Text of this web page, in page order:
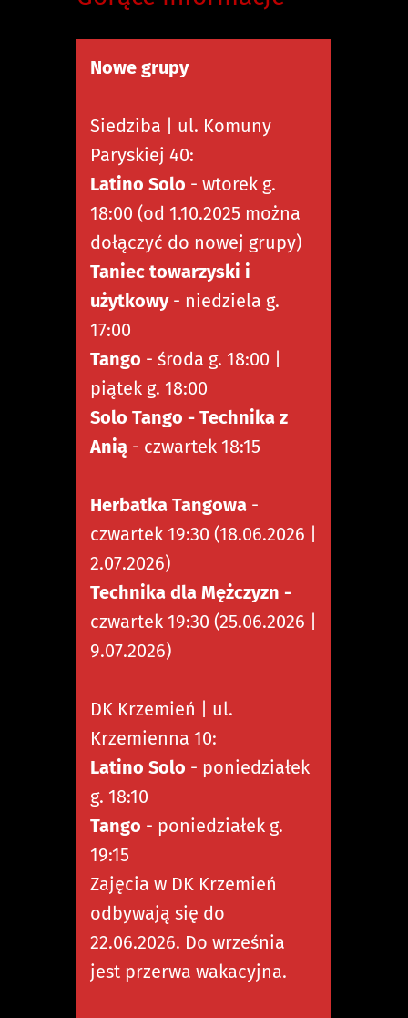
Nowe grupy
Siedziba | ul. Komuny
Paryskiej 40:
Latino Solo - wtorek g.
18:00 (od 1.10.2025 można
dołączyć do nowej grupy)
Taniec towarzyski i
użytkowy- niedziela g.
17:00
Tango - środa g. 18:00 |
piątek g. 18:00
Solo Tango - Technika z
Anią - czwartek 18:15
Herbatka Tangowa -
czwartek 19:30 (18.06.2026 |
2.07.2026)
Technika dla Mężczyzn -
czwartek 19:30 (25.06.2026 |
9.07.2026)
DK Krzemień | ul.
Krzemienna 10:
Latino Solo - poniedziałek
g. 18:10
Tango - poniedziałek g.
19:15
Zajęcia w DK Krzemień
odbywają się do
22.06.2026. Do września
jest przerwa wakacyjna.